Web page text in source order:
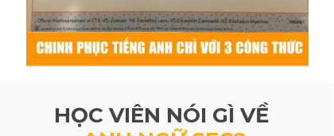
HỌC VIÊN NÓI GÌ VỀ